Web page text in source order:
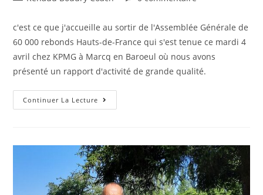
c'est ce que j'accueille au sortir de l'Assemblée Générale de
60 000 rebonds Hauts-de-France qui s'est tenue ce mardi 4
avril chez KPMG à Marcq en Baroeul où nous avons
présenté un rapport d'activité de grande qualité.
Continuer La Lecture